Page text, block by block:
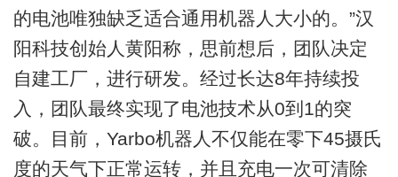
的电池唯独缺乏适合通用机器人大小的。”汉
阳科技创始人黄阳称，思前想后，团队决定
自建工厂，进行研发。经过长达8年持续投
入，团队最终实现了电池技术从0到1的突
破。目前，Yarbo机器人不仅能在零下45摄氏
度的天气下正常运转，并且充电一次可清除